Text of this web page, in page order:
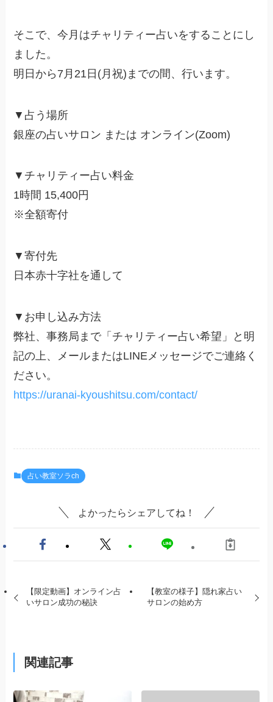
そこで、今月はチャリティー占いをすることにし
ました。
明日から7月21日(月祝)までの間、行います。
▼占う場所
銀座の占いサロン または オンライン(Zoom)
▼チャリティー占い料金
1時間 15,400円
※全額寄付
▼寄付先
日本赤十字社を通して
▼お申し込み方法
弊社、事務局まで「チャリティー占い希望」と明
記の上、メールまたはLINEメッセージでご連絡く
ださい。
https://uranai-kyoushitsu.com/contact/
占い教室ソラch
よかったらシェアしてね！
【限定動画】オンライン占
いサロン成功の秘訣
【教室の様子】隠れ家占い
サロンの始め方
関連記事